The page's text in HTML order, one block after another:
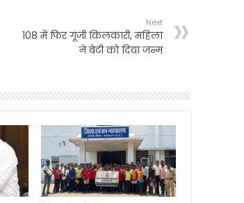
Next
108 में फिर गूंजी किलकारी, महिला
ने बेटी को दिया जन्म